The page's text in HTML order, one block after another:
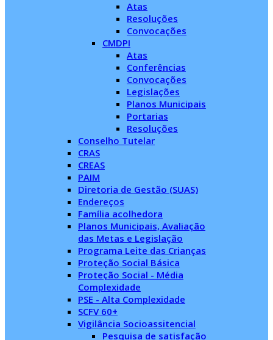
Atas
Resoluções
Convocações
CMDPI
Atas
Conferências
Convocações
Legislações
Planos Municipais
Portarias
Resoluções
Conselho Tutelar
CRAS
CREAS
PAIM
Diretoria de Gestão (SUAS)
Endereços
Família acolhedora
Planos Municipais, Avaliação
das Metas e Legislação
Programa Leite das Crianças
Proteção Social Básica
Proteção Social - Média
Complexidade
PSE - Alta Complexidade
SCFV 60+
Vigilância Socioassitencial
Pesquisa de satisfação